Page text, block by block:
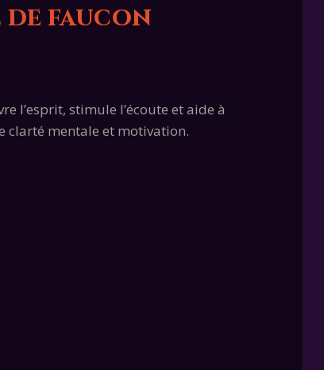
faucon
l’esprit, stimule l’écoute et aide à
clarté mentale et motivation.